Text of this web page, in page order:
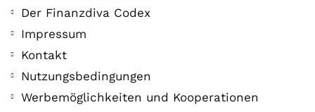
Der Finanzdiva Codex
Impressum
Kontakt
Nutzungsbedingungen
Werbemöglichkeiten und Kooperationen